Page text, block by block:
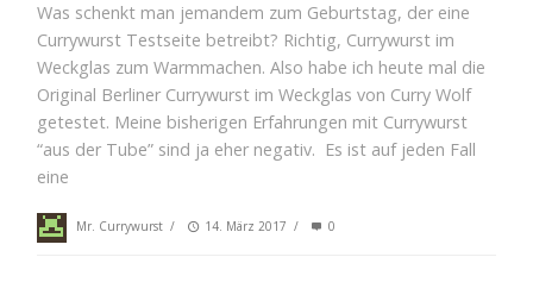
Was schenkt man jemandem zum Geburtstag, der eine
Currywurst Testseite betreibt? Richtig, Currywurst im
Weckglas zum Warmmachen. Also habe ich heute mal die
Original Berliner Currywurst im Weckglas von Curry Wolf
getestet. Meine bisherigen Erfahrungen mit Currywurst
“aus der Tube” sind ja eher negativ. Es ist auf jeden Fall
eine
Mr. Currywurst / 14. März 2017 / 0